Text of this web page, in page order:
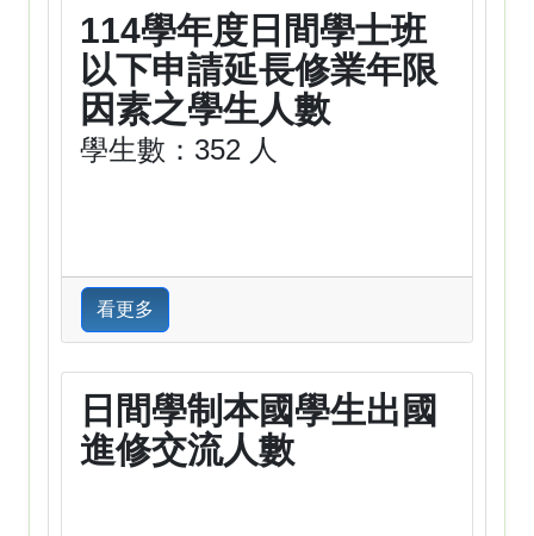
114學年度日間學士班
以下申請延長修業年限
因素之學生人數
學生數：352 人
看更多
日間學制本國學生出國
進修交流人數